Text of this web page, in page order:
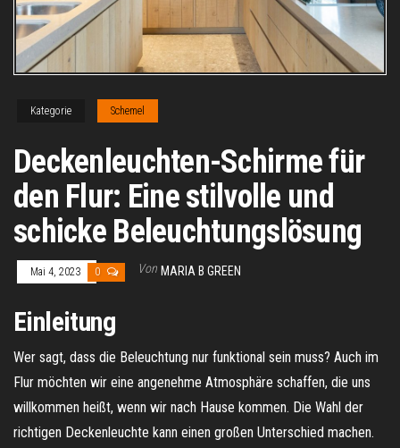
Kategorie Schemel
Deckenleuchten-Schirme für
den Flur: Eine stilvolle und
schicke Beleuchtungslösung
Mai 4, 2023 0 Von MARIA B GREEN
Einleitung
Wer sagt, dass die Beleuchtung nur funktional sein muss? Auch im
Flur möchten wir eine angenehme Atmosphäre schaffen, die uns
willkommen heißt, wenn wir nach Hause kommen. Die Wahl der
richtigen Deckenleuchte kann einen großen Unterschied machen.